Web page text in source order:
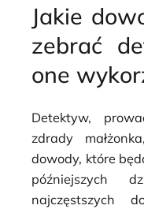
Jakie
zebrać
one
Detektyw,
zdrady
dowody, które
późniejszych
najczęstszych